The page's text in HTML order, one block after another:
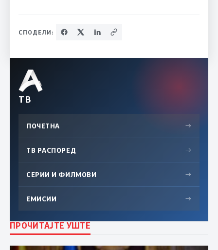
СПОДЕЛИ:
ТВ
ПОЧЕТНА →
ТВ РАСПОРЕД →
СЕРИИ И ФИЛМОВИ →
ЕМИСИИ →
ПРОЧИТАЈТЕ УШТЕ